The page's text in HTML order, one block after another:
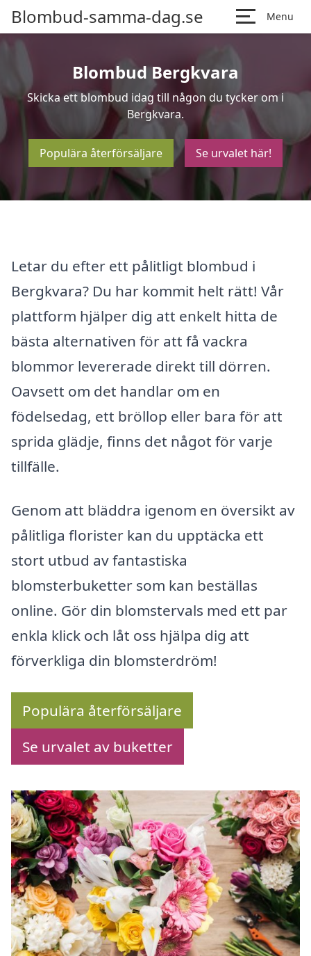
Blombud-samma-dag.se Menu
Blombud Bergkvara
Skicka ett blombud idag till någon du tycker om i
Bergkvara.
Populära återförsäljare Se urvalet här!
Letar du efter ett pålitligt blombud i
Bergkvara? Du har kommit helt rätt! Vår
plattform hjälper dig att enkelt hitta de
bästa alternativen för att få vackra
blommor levererade direkt till dörren.
Oavsett om det handlar om en
födelsedag, ett bröllop eller bara för att
sprida glädje, finns det något för varje
tillfälle.
Genom att bläddra igenom en översikt av
pålitliga florister kan du upptäcka ett
stort utbud av fantastiska
blomsterbuketter som kan beställas
online. Gör din blomstervals med ett par
enkla klick och låt oss hjälpa dig att
förverkliga din blomsterdröm!
Populära återförsäljare
Se urvalet av buketter